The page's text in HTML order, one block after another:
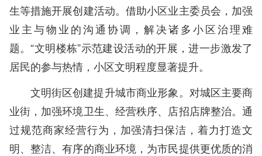
生等措施开展创建活动。借助小区业主委员会，加强
业主与物业的沟通协调，解决诸多小区治理难
题。“文明楼栋”示范建设活动的开展，进一步激发了
居民的参与热情，小区文明程度显著提升。
文明街区创建提升城市商业形象。对城区主要商
业街，加强环境卫生、经营秩序、店招店牌整治。通
过规范商家经营行为，加强清扫保洁，着力打造文
明、整洁、有序的商业环境，为市民提供更优质的消